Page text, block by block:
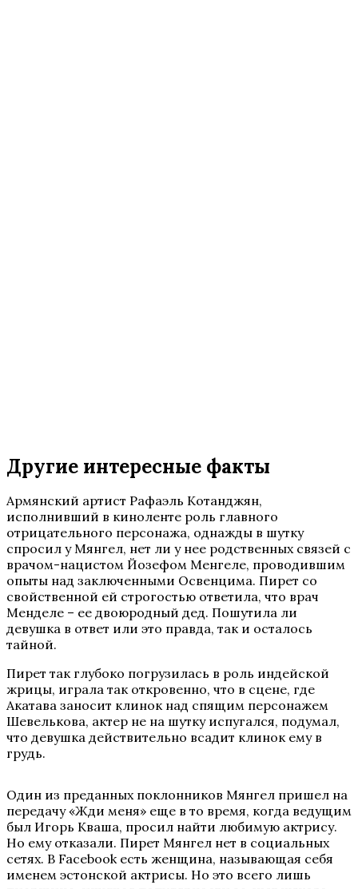
Другие интересные факты
Армянский артист Рафаэль Котанджян,
исполнивший в киноленте роль главного
отрицательного персонажа, однажды в шутку
спросил у Мянгел, нет ли у нее родственных связей с
врачом-нацистом Йозефом Менгеле, проводившим
опыты над заключенными Освенцима. Пирет со
свойственной ей строгостью ответила, что врач
Менделе – ее двоюродный дед. Пошутила ли
девушка в ответ или это правда, так и осталось
тайной.
Пирет так глубоко погрузилась в роль индейской
жрицы, играла так откровенно, что в сцене, где
Акатава заносит клинок над спящим персонажем
Шевелькова, актер не на шутку испугался, подумал,
что девушка действительно всадит клинок ему в
грудь.
Один из преданных поклонников Мянгел пришел на
передачу «Жди меня» еще в то время, когда ведущим
был Игорь Кваша, просил найти любимую актрису.
Но ему отказали. Пирет Мянгел нет в социальных
сетях. В Facebook есть женщина, называющая себя
именем эстонской актрисы. Но это всего лишь